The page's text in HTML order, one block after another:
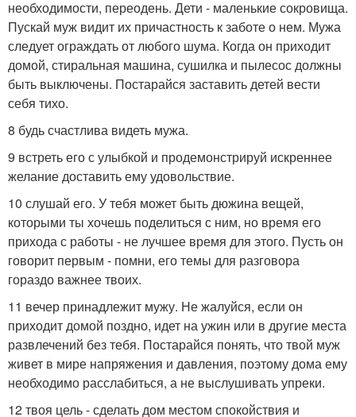
необходимости, переодень. Дети - маленькие сокровища.
Пускай муж видит их причастность к заботе о нем. Мужа
следует ограждать от любого шума. Когда он приходит
домой, стиральная машина, сушилка и пылесос должны
быть выключены. Постарайся заставить детей вести
себя тихо.
8 будь счастлива видеть мужа.
9 встреть его с улыбкой и продемонстрируй искреннее
желание доставить ему удовольствие.
10 слушай его. У тебя может быть дюжина вещей,
которыми ты хочешь поделиться с ним, но время его
прихода с работы - не лучшее время для этого. Пусть он
говорит первым - помни, его темы для разговора
гораздо важнее твоих.
11 вечер принадлежит мужу. Не жалуйся, если он
приходит домой поздно, идет на ужин или в другие места
развлечений без тебя. Постарайся понять, что твой муж
живет в мире напряжения и давления, поэтому дома ему
необходимо расслабиться, а не выслушивать упреки.
12 твоя цель - сделать дом местом спокойствия и